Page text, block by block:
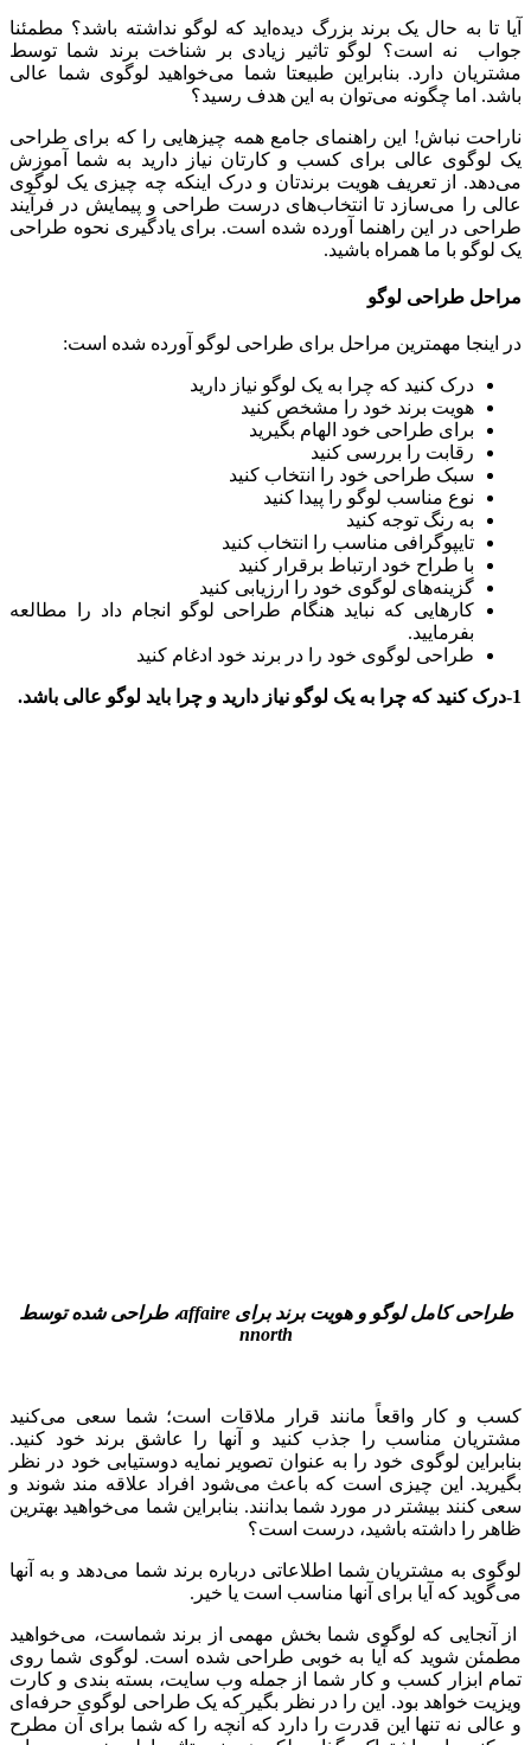
آیا تا به حال یک برند بزرگ دیده‌اید که لوگو نداشته باشد؟ مطمئنا
جواب نه است؟ لوگو تاثیر زیادی بر شناخت برند شما توسط
مشتریان دارد. بنابراین طبیعتا شما می‌خواهید لوگوی شما عالی
باشد. اما چگونه می‌توان به این هدف رسید؟
ناراحت نباش! این راهنمای جامع همه چیزهایی را که برای طراحی
یک لوگوی عالی برای کسب و کارتان نیاز دارید به شما آموزش
می‌دهد. از تعریف هویت برندتان و درک اینکه چه چیزی یک لوگوی
عالی را می‌سازد تا انتخاب‌های درست طراحی و پیمایش در فرآیند
طراحی در این راهنما آورده شده است. برای یادگیری نحوه طراحی
یک لوگو با ما همراه باشید.
مراحل طراحی لوگو
در اینجا مهمترین مراحل برای طراحی لوگو آورده شده است:
درک کنید که چرا به یک لوگو نیاز دارید
هویت برند خود را مشخص کنید
برای طراحی خود الهام بگیرید
رقابت را بررسی کنید
سبک طراحی خود را انتخاب کنید
نوع مناسب لوگو را پیدا کنید
به رنگ توجه کنید
تایپوگرافی مناسب را انتخاب کنید
با طراح خود ارتباط برقرار کنید
گزینه‌های لوگوی خود را ارزیابی کنید
کارهایی که نباید هنگام طراحی لوگو انجام داد را مطالعه
بفرمایید.
طراحی لوگوی خود را در برند خود ادغام کنید
1-درک کنید که چرا به یک لوگو نیاز دارید و چرا باید لوگو عالی باشد.
طراحی کامل لوگو و هویت برند برای affaire
، طراحی شده توسط
nnorth
کسب و کار واقعاً مانند قرار ملاقات است؛ شما سعی می‌کنید
مشتریان مناسب را جذب کنید و آنها را عاشق برند خود کنید.
بنابراین لوگوی خود را به عنوان تصویر نمایه دوستیابی خود در نظر
بگیرید. این چیزی است که باعث می‌شود افراد علاقه مند شوند و
سعی کنند بیشتر در مورد شما بدانند. بنابراین شما می‌خواهید بهترین
ظاهر را داشته باشید، درست است؟
لوگوی به مشتریان شما اطلاعاتی درباره برند شما می‌دهد و به آنها
می‌گوید که آیا برای آنها مناسب است یا خیر.
از آنجایی که لوگوی شما بخش مهمی از برند شماست، می‌خواهید
مطمئن شوید که آیا به خوبی طراحی شده است. لوگوی شما روی
تمام ابزار کسب و کار شما از جمله وب سایت، بسته بندی و کارت
ویزیت خواهد بود. این را در نظر بگیر که یک طراحی لوگوی حرفه‌ای
و عالی نه تنها این قدرت را دارد که آنچه را که شما برای آن مطرح